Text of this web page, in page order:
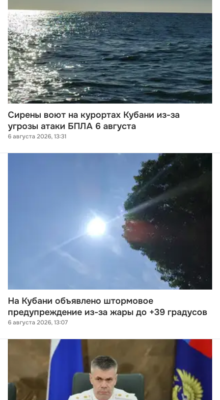
Сирены воют на курортах Кубани из-за
угрозы атаки БПЛА 6 августа
6 августа 2026, 13:31
На Кубани объявлено штормовое
предупреждение из-за жары до +39 градусов
6 августа 2026, 13:07